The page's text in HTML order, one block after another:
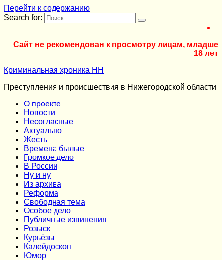
Перейти к содержанию
Search for:
Сайт не рекомендован к просмотру лицам, младше
18 лет
Криминальная хроника НН
Преступления и происшествия в Нижегородской области
О проекте
Новости
Несогласные
Актуально
Жесть
Времена былые
Громкое дело
В России
Ну и ну
Из архива
Реформа
Cвободная тема
Особое дело
Публичные извинения
Розыск
Курьёзы
Калейдоскоп
Юмор